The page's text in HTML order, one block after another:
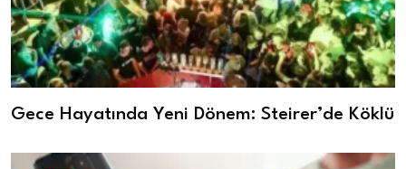
Gece Hayatında Yeni Dönem: Steirer’de Köklü